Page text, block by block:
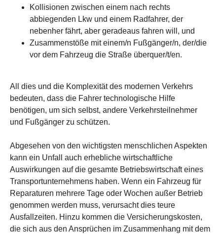
Kollisionen zwischen einem nach rechts
abbiegenden Lkw und einem Radfahrer, der
nebenher fährt, aber geradeaus fahren will, und
Zusammenstöße mit einem/n Fußgänger/n, der/die
vor dem Fahrzeug die Straße überquer/t/en.
All dies und die Komplexität des modernen Verkehrs
bedeuten, dass die Fahrer technologische Hilfe
benötigen, um sich selbst, andere Verkehrsteilnehmer
und Fußgänger zu schützen.
Abgesehen von den wichtigsten menschlichen Aspekten
kann ein Unfall auch erhebliche wirtschaftliche
Auswirkungen auf die gesamte Betriebswirtschaft eines
Transportunternehmens haben. Wenn ein Fahrzeug für
Reparaturen mehrere Tage oder Wochen außer Betrieb
genommen werden muss, verursacht dies teure
Ausfallzeiten. Hinzu kommen die Versicherungskosten,
die sich aus den Ansprüchen im Zusammenhang mit dem